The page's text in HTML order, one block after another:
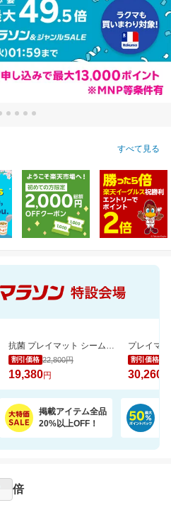
すべて見る
抗菌 プレイマット シームレス 折りたたみ 持ち手付き 防音 厚み4cm GUMODE
割引価格 22,800円
19,380円
割引価格
30,260
掲載アイテム全品
20%以上OFF！
倍